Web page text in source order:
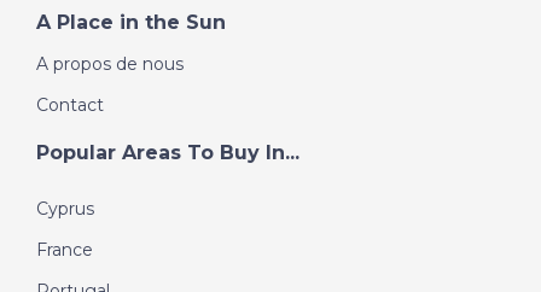
A Place in the Sun
A propos de nous
Contact
Popular Areas To Buy In...
Cyprus
France